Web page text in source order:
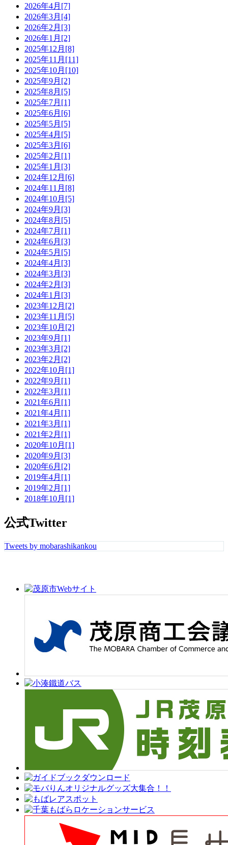
2026年4月[7]
2026年3月[4]
2026年2月[3]
2026年1月[2]
2025年12月[8]
2025年11月[11]
2025年10月[10]
2025年9月[2]
2025年8月[5]
2025年7月[1]
2025年6月[6]
2025年5月[5]
2025年4月[5]
2025年3月[6]
2025年2月[1]
2025年1月[3]
2024年12月[6]
2024年11月[8]
2024年10月[5]
2024年9月[3]
2024年8月[5]
2024年7月[1]
2024年6月[3]
2024年5月[5]
2024年4月[3]
2024年3月[3]
2024年2月[3]
2024年1月[3]
2023年12月[2]
2023年11月[5]
2023年10月[2]
2023年9月[1]
2023年3月[2]
2023年2月[2]
2022年10月[1]
2022年9月[1]
2022年3月[1]
2021年6月[1]
2021年4月[1]
2021年3月[1]
2021年2月[1]
2020年10月[1]
2020年9月[3]
2020年6月[2]
2019年4月[1]
2019年2月[1]
2018年10月[1]
公式Twitter
Tweets by mobarashikankou